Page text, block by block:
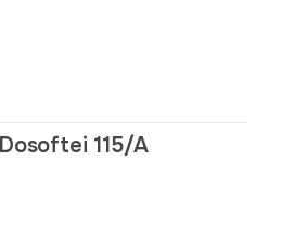
115/A